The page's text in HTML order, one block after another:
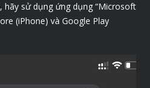
hãy sử dụng ứng dụng “Microsoft
(iPhone) và Google Play